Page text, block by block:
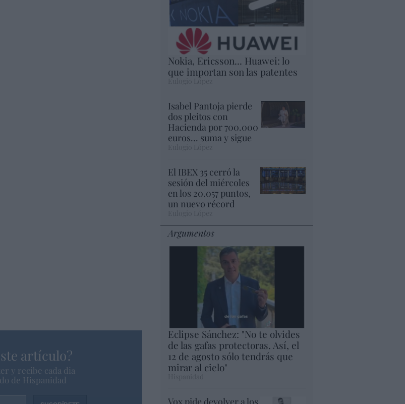
artículo?
y recibe cada dia
de Hispanidad
Nokia, Ericsson... Huawei: lo
que importan son las patentes
Eulogio López
Isabel Pantoja pierde
dos pleitos con
Hacienda por 700.000
euros... suma y sigue
El IBEX 35 cerró la
sesión del miércoles
en los 20.057 puntos,
un nuevo récord
Argumentos
Eclipse Sánchez: "No te olvides
de las gafas protectoras. Así, el
12 de agosto sólo tendrás que
mirar al cielo"